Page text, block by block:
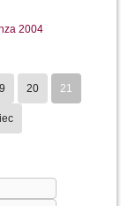
2004
20 21